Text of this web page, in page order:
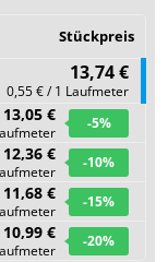
Stückpreis
13,74 €
0,55 € / 1 Laufmeter
13,05 € -5%
12,36 € -10%
11,68 € -15%
10,99 € -20%